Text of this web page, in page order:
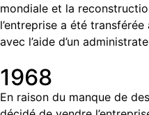
mondiale et la
l’entreprise a été
avec l’aide d’un
1968
En raison du manque de